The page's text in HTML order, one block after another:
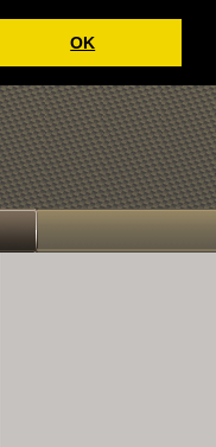
OK